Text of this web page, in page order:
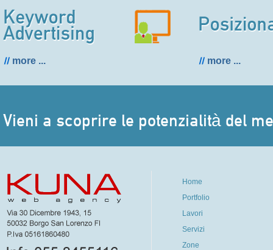
more ... more ...
Vieni a scoprire le potenzialità del
Home
Portfolio
Lavori
Servizi
Zone